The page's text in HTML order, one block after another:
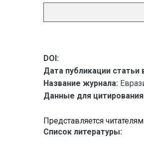
DOI:
Дата публикации статьи
Название журнала:
Данные для
Представляется
Список литературы: